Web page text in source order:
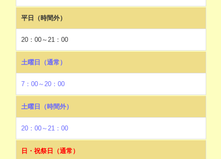
平日（時間外）
20：00～21：00
土曜日（通常）
7：00～20：00
土曜日（時間外）
20：00～21：00
日・祝祭日（通常）